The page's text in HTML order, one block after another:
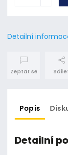
Detailní
Zeptat se
Popis
Detailní